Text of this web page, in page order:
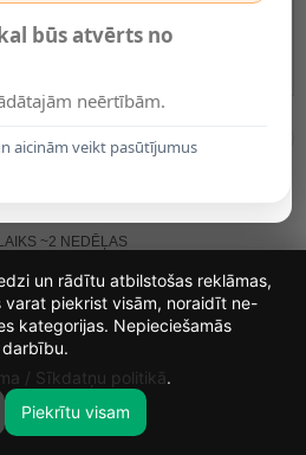
0
~2 NEDĒĻAS
būs atvērts no
neērtībām.
aicinām veikt pasūtījumus
32
MIN.
21
un rādītu atbilstošas reklāmas,
varat piekrist visām, noraidīt ne-
kategorijas. Nepieciešamās
/ Sīkdatņu politikā.
Piekrītu visam